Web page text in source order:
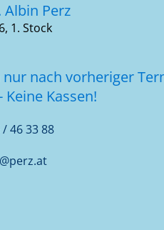
Albin Perz
1. Stock
nach vorheriger
Keine Kassen!
/ 46 33 88